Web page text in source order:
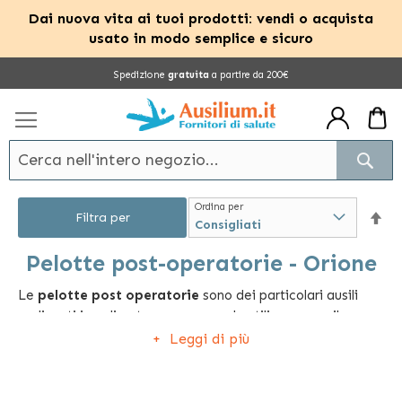
Dai nuova vita ai tuoi prodotti: vendi o acquista
usato in modo semplice e sicuro
Spedizione gratuita a partire da 200€
Pelotte post-operatorie - Orione
Le pelotte post operatorie sono dei particolari ausili
realizzati in poliuretano espanso, da utilizzare per il
trattamento di alcune condizioni di fastidio o di disagio.
Leggi di più
Ordina per
Filtra per